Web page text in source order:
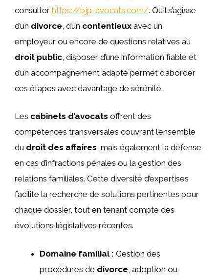
consulter https://bjp-avocats.com/. Qu’il s’agisse
d’un divorce , d’un contentieux avec un
employeur ou encore de questions relatives au
droit public , disposer d’une information fiable et
d’un accompagnement adapté permet d’aborder
ces étapes avec davantage de sérénité.
Les cabinets d’avocats offrent des
compétences transversales couvrant l’ensemble
du droit des affaires, mais également la défense
en cas d’infractions pénales ou la gestion des
relations familiales. Cette diversité d’expertises
facilite la recherche de solutions pertinentes pour
chaque dossier, tout en tenant compte des
évolutions législatives récentes.
Domaine familial : Gestion des
procédures de divorce , adoption ou